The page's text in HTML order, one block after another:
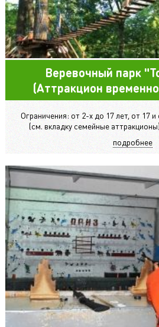
Веревочный парк
(Аттракцион
Ограничения: от 2-х до 17 лет, от 17
(см. вкладку семейные
подробнее